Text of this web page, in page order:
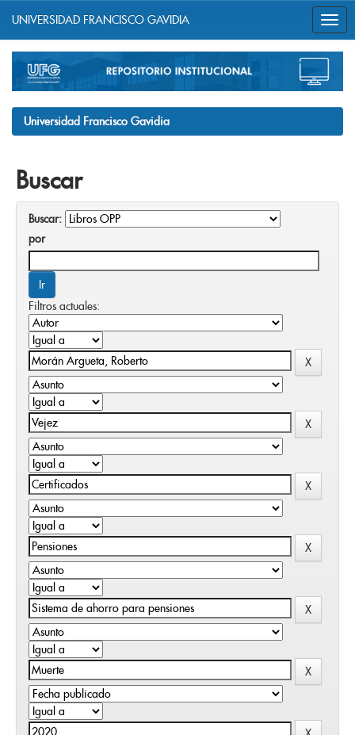
navigation
UNIVERSIDAD FRANCISCO GAVIDIA
Universidad Francisco Gavidia
Buscar
Buscar:
por
Filtros actuales: